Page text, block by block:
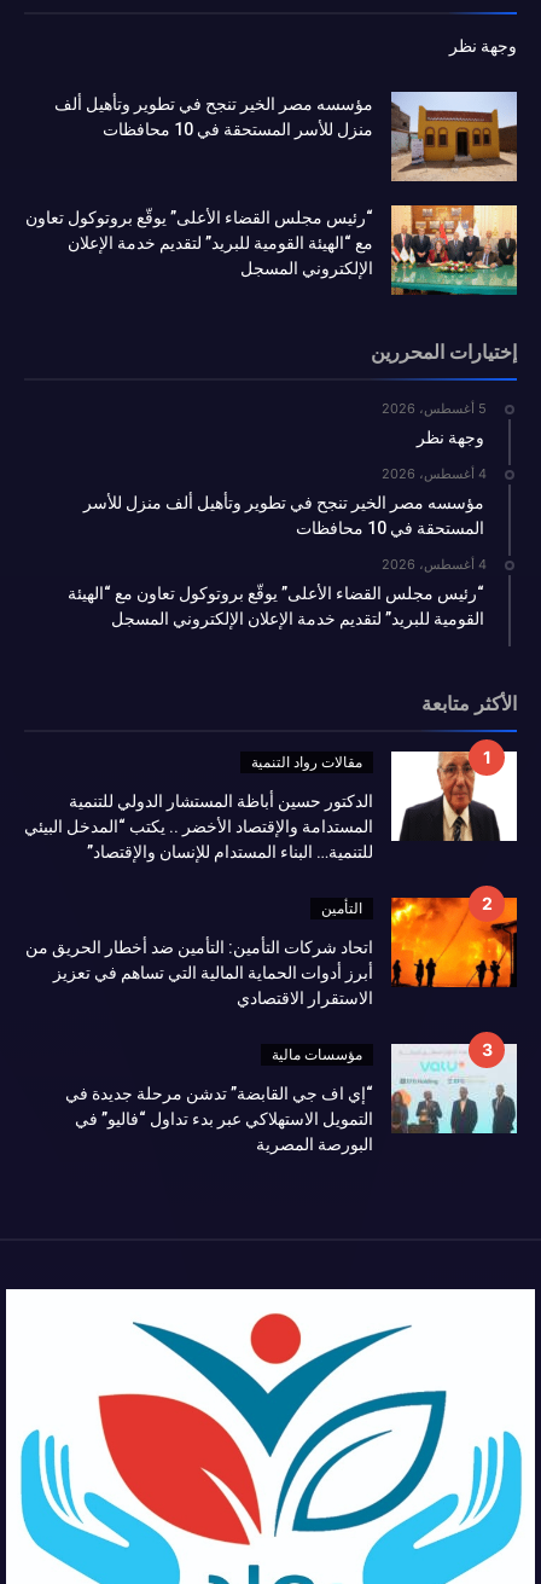
وجهة نظر
مؤسسه مصر الخير تنجح في تطوير وتأهيل ألف
منزل للأسر المستحقة في 10 محافظات
“رئيس مجلس القضاء الأعلى” يوقّع بروتوكول تعاون
مع “الهيئة القومية للبريد” لتقديم خدمة الإعلان
الإلكتروني المسجل
إختيارات المحررين
5 أغسطس، 2026
وجهة نظر
4 أغسطس، 2026
مؤسسه مصر الخير تنجح في تطوير وتأهيل ألف منزل للأسر
المستحقة في 10 محافظات
4 أغسطس، 2026
“رئيس مجلس القضاء الأعلى” يوقّع بروتوكول تعاون مع “الهيئة
القومية للبريد” لتقديم خدمة الإعلان الإلكتروني المسجل
الأكثر متابعة
مقالات رواد التنمية
الدكتور حسين أباظة المستشار الدولي للتنمية
المستدامة والإقتصاد الأخضر .. يكتب “المدخل البيئي
للتنمية… البناء المستدام للإنسان والإقتصاد”
التأمين
اتحاد شركات التأمين: التأمين ضد أخطار الحريق من
أبرز أدوات الحماية المالية التي تساهم في تعزيز
الاستقرار الاقتصادي
مؤسسات مالية
“إي اف جي القابضة” تدشن مرحلة جديدة في
التمويل الاستهلاكي عبر بدء تداول “فاليو” في
البورصة المصرية